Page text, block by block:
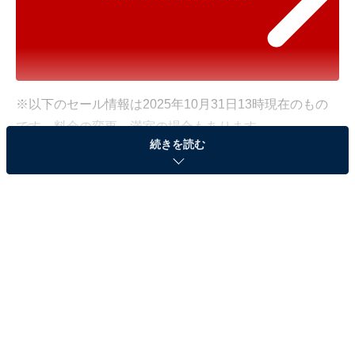
※以下のセール情報は2025年10月31日13時現在のもの
です。料金の変更、満室の場合もあります。
※本記事で紹介している商品の購入やサービスの利用により、売上の一部が
オールアバウトに還元されることがあります。
続きを読む